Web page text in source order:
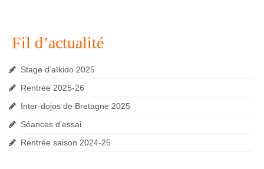
Fil d’actualité
Stage d’aïkido 2025
Rentrée 2025-26
Inter-dojos de Bretagne 2025
Séances d’essai
Rentrée saison 2024-25